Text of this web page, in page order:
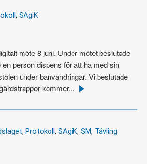
, SAgiK
möte 8 juni. Under mötet beslutade
en person dispens för att ha med sin
under banvandringar. Vi beslutade
kommer... Läs
, Protokoll, SAgiK, SM, Tävling